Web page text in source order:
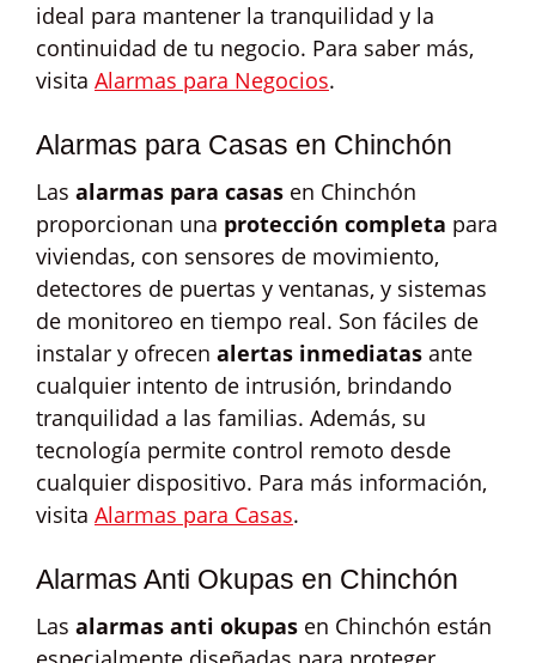
ideal para mantener la tranquilidad y la
continuidad de tu negocio. Para saber más,
visita Alarmas para Negocios.
Alarmas para Casas en Chinchón
Las alarmas para casas en Chinchón
proporcionan una protección completa para
viviendas, con sensores de movimiento,
detectores de puertas y ventanas, y sistemas
de monitoreo en tiempo real. Son fáciles de
instalar y ofrecen alertas inmediatas ante
cualquier intento de intrusión, brindando
tranquilidad a las familias. Además, su
tecnología permite control remoto desde
cualquier dispositivo. Para más información,
visita Alarmas para Casas.
Alarmas Anti Okupas en Chinchón
Las alarmas anti okupas en Chinchón están